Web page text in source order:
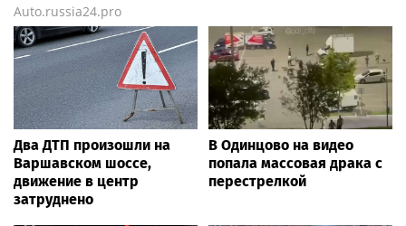
Auto.russia24.pro
Два ДТП произошли на
Варшавском шоссе,
движение в центр
затруднено
В Одинцово на видео
попала массовая драка с
перестрелкой